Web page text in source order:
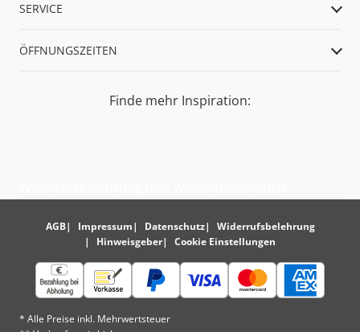
SERVICE
ÖFFNUNGSZEITEN
Finde mehr Inspiration:
AGB Impressum Datenschutz
Widerrufsbelehrung
Hinweisgeber
Cookie Einstellungen
* Alle Preise inkl. Mehrwertsteuer